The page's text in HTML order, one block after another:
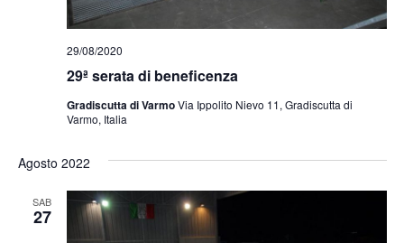
29ª serata di beneficenza
29/08/2020
Gradiscutta di VarmoVia Ippolito Nievo 11, Gradiscutta di
Varmo, Italia
Agosto 2022
SAB
27